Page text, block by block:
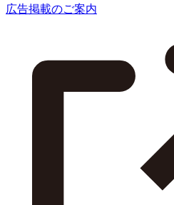
広告掲載のご案内